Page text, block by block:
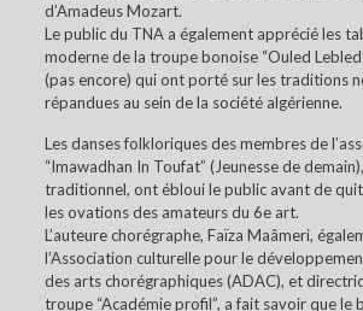
d’Amadeus Mozart.
Le public du TNA a également apprécié les
moderne de la troupe bonoise “Ouled
(pas encore) qui ont porté sur les traditions
répandues au sein de la société algérienne.
Les danses folkloriques des membres de
“Imawadhan In Toufat” (Jeunesse de
traditionnel, ont ébloui le public avant de
les ovations des amateurs du 6e art.
L’auteure chorégraphe, Faïza Maâmeri,
l’Association culturelle pour le
des arts chorégraphiques (ADAC), et
troupe “Académie profil”, a fait savoir que le